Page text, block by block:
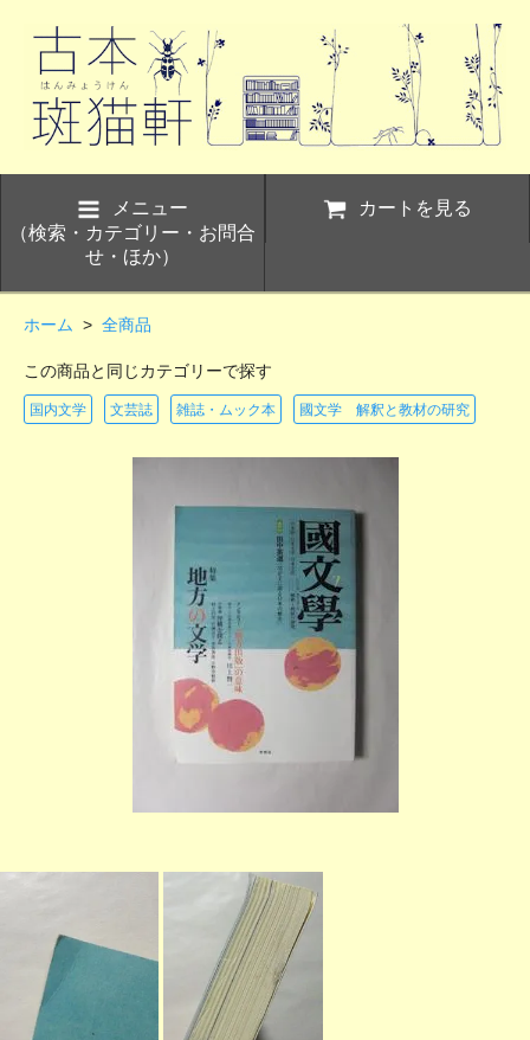
メニュー
（検索・カテゴリー・お問合
せ・ほか）
カートを見る
ホーム > 全商品
この商品と同じカテゴリーで探す
国内文学 文芸誌 雑誌・ムック本 國文学 解釈と教材の研究